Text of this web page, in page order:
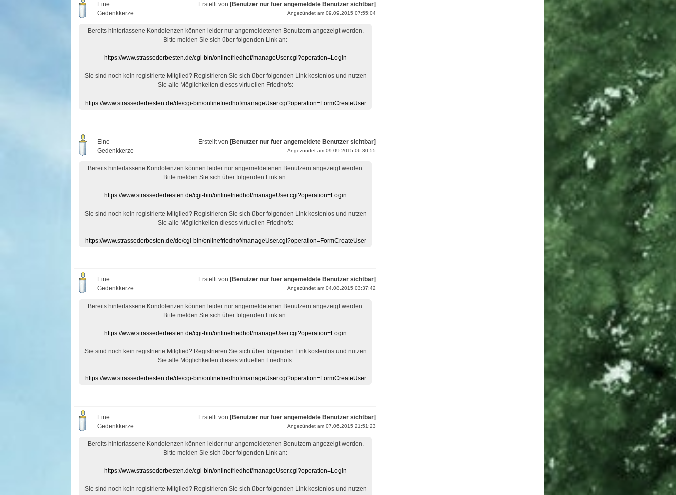
Eine
Gedenkkerze
Erstellt von [Benutzer nur fuer angemeldete Benutzer sichtbar]
Angezündet am 09.09.2015 07:55:04
Bereits hinterlassene Kondolenzen können leider nur angemeldetenen Benutzern angezeigt werden.
Bitte melden Sie sich über folgenden Link an:
https://www.strassederbesten.de/cgi-bin/onlinefriedhof/manageUser.cgi?operation=Login
Sie sind noch kein registrierte Mitglied? Registrieren Sie sich über folgenden Link kostenlos und nutzen
Sie alle Möglichkeiten dieses virtuellen Friedhofs:
https://www.strassederbesten.de/de/cgi-bin/onlinefriedhof/manageUser.cgi?operation=FormCreateUser
Eine
Gedenkkerze
Erstellt von [Benutzer nur fuer angemeldete Benutzer sichtbar]
Angezündet am 09.09.2015 06:30:55
Bereits hinterlassene Kondolenzen können leider nur angemeldetenen Benutzern angezeigt werden.
Bitte melden Sie sich über folgenden Link an:
https://www.strassederbesten.de/cgi-bin/onlinefriedhof/manageUser.cgi?operation=Login
Sie sind noch kein registrierte Mitglied? Registrieren Sie sich über folgenden Link kostenlos und nutzen
Sie alle Möglichkeiten dieses virtuellen Friedhofs:
https://www.strassederbesten.de/de/cgi-bin/onlinefriedhof/manageUser.cgi?operation=FormCreateUser
Eine
Gedenkkerze
Erstellt von [Benutzer nur fuer angemeldete Benutzer sichtbar]
Angezündet am 04.08.2015 03:37:42
Bereits hinterlassene Kondolenzen können leider nur angemeldetenen Benutzern angezeigt werden.
Bitte melden Sie sich über folgenden Link an:
https://www.strassederbesten.de/cgi-bin/onlinefriedhof/manageUser.cgi?operation=Login
Sie sind noch kein registrierte Mitglied? Registrieren Sie sich über folgenden Link kostenlos und nutzen
Sie alle Möglichkeiten dieses virtuellen Friedhofs:
https://www.strassederbesten.de/de/cgi-bin/onlinefriedhof/manageUser.cgi?operation=FormCreateUser
Eine
Gedenkkerze
Erstellt von [Benutzer nur fuer angemeldete Benutzer sichtbar]
Angezündet am 07.06.2015 21:51:23
Bereits hinterlassene Kondolenzen können leider nur angemeldetenen Benutzern angezeigt werden.
Bitte melden Sie sich über folgenden Link an:
https://www.strassederbesten.de/cgi-bin/onlinefriedhof/manageUser.cgi?operation=Login
Sie sind noch kein registrierte Mitglied? Registrieren Sie sich über folgenden Link kostenlos und nutzen